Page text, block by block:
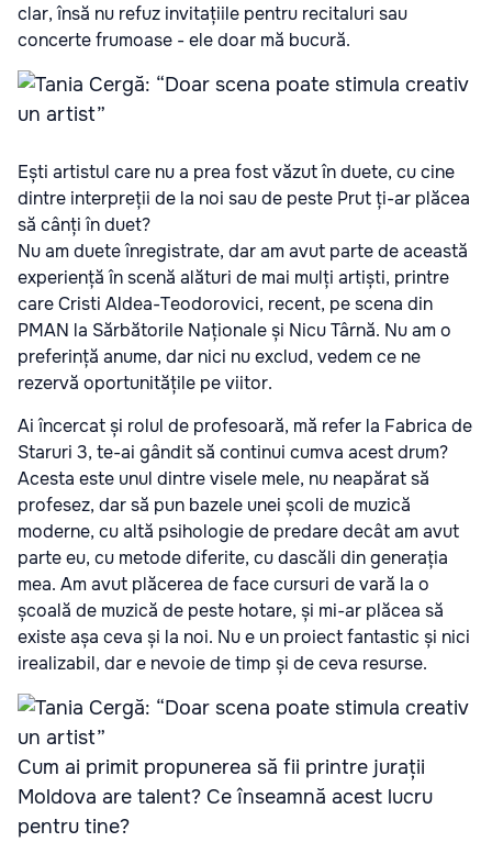
clar, însă nu refuz invitațiile pentru recitaluri sau
concerte frumoase - ele doar mă bucură.
Ești artistul care nu a prea fost văzut în duete, cu cine
dintre interpreții de la noi sau de peste Prut ți-ar plăcea
să cânți în duet?
Nu am duete înregistrate, dar am avut parte de această
experiență în scenă alături de mai mulți artiști, printre
care Cristi Aldea-Teodorovici, recent, pe scena din
PMAN la Sărbătorile Naționale și Nicu Târnă. Nu am o
preferință anume, dar nici nu exclud, vedem ce ne
rezervă oportunitățile pe viitor.
Ai încercat și rolul de profesoară, mă refer la Fabrica de
Staruri 3, te-ai gândit să continui cumva acest drum?
Acesta este unul dintre visele mele, nu neapărat să
profesez, dar să pun bazele unei școli de muzică
moderne, cu altă psihologie de predare decât am avut
parte eu, cu metode diferite, cu dascăli din generația
mea. Am avut plăcerea de face cursuri de vară la o
școală de muzică de peste hotare, și mi-ar plăcea să
existe așa ceva și la noi. Nu e un proiect fantastic și nici
irealizabil, dar e nevoie de timp și de ceva resurse.
Cum ai primit propunerea să fii printre jurații
Moldova are talent? Ce înseamnă acest lucru
pentru tine?